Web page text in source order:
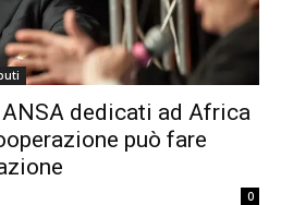
dedicati ad Africa
può fare
0